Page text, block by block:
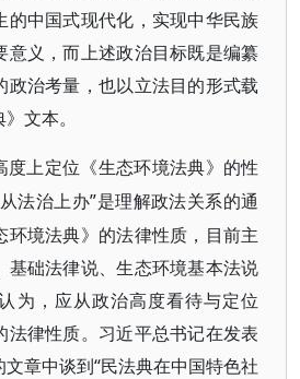
的中国式现代化，实现中华民族
意义，而上述政治目标既是编纂
政治考量，也以立法目的形式载
文本。
度上定位《生态环境法典》的性
法治上办”是理解政法关系的通
环境法典》的法律性质，目前主
基础法律说、生态环境基本法说
为，应从政治高度看待与定位
法律性质。习近平总书记在发表
章中谈到“民法典在中国特色社